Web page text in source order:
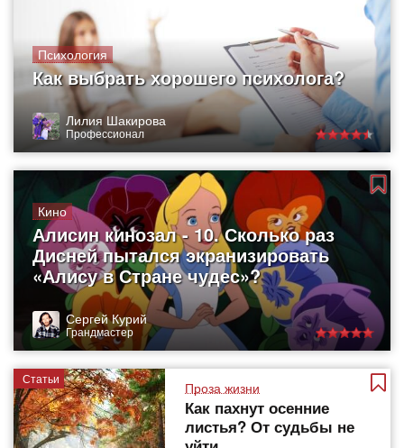
Психология
Как выбрать хорошего психолога?
Лилия Шакирова
Профессионал
Кино
Алисин кинозал - 10. Сколько раз
Дисней пытался экранизировать
«Алису в Стране чудес»?
Сергей Курий
Грандмастер
Статьи
Проза жизни
Как пахнут осенние
листья? От судьбы не